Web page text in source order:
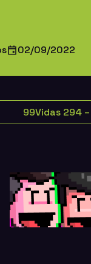
02/09/2022
99Vidas 294